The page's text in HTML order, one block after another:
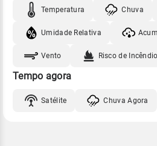
Temperatura Chuva
Umidade Relativa
Vento Risco de Incêndio
Tempo agora
Satélite Chuva Agora